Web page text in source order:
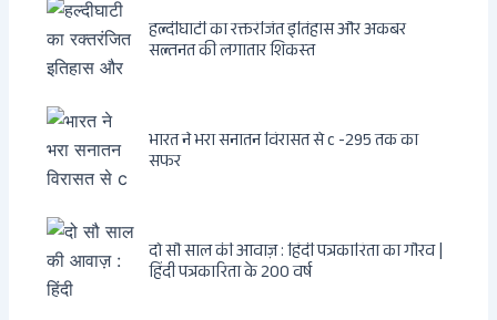
हल्दीघाटी का रक्तरंजित इतिहास और अकबर
सल्तनत की लगातार शिकस्त
भारत ने भरा सनातन विरासत से c -295 तक का
सफर
दो सौ साल की आवाज़ : हिंदी पत्रकारिता का गौरव |
हिंदी पत्रकारिता के 200 वर्ष